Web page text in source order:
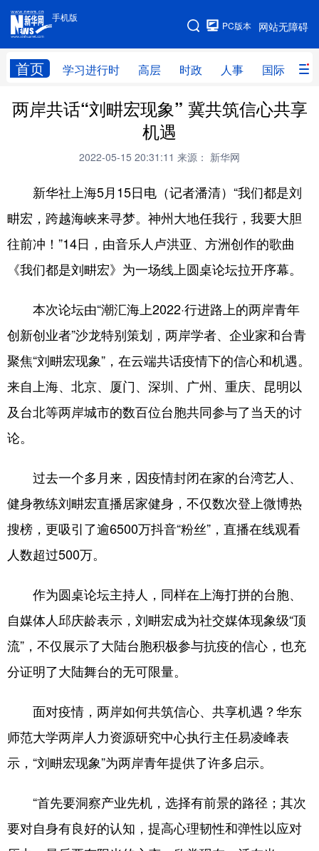
手机版
网站无障碍
PC版本
首页 学习进行时 高层 时政 人事 国际 财
手机版
网站地图
学习进行时 高层 时政 人事
全球连线
科技 科创 量子 体育
文化 书画 健康 军事
食品 人居 信息化 数字经济
学术中国 乡村振兴 银龄 溯源中国
彩票 娱乐 时尚 悦读
地方频道
北京
浙江 安徽 福建 江西
山东 河南 湖北 湖南
广东 广西
四川 贵州 云南 西藏
陕西 甘肃 青海 宁夏
新疆 内蒙古 黑龙江
两岸共话“刘畊宏现象” 冀共筑信心共享
机遇
2022-05-15 20:31:11 来源： 新华网
新华社上海5月15日电（记者潘清）“我们都是刘
畊宏，跨越海峡来寻梦。神州大地任我行，我要大胆
往前冲！”14日，由音乐人卢洪亚、方洲创作的歌曲
《我们都是刘畊宏》为一场线上圆桌论坛拉开序幕。
本次论坛由“潮汇海上2022·行进路上的两岸青年
创新创业者”沙龙特别策划，两岸学者、企业家和台青
聚焦“刘畊宏现象”，在云端共话疫情下的信心和机遇。
来自上海、北京、厦门、深圳、广州、重庆、昆明以
及台北等两岸城市的数百位台胞共同参与了当天的讨
论。
过去一个多月来，因疫情封闭在家的台湾艺人、
健身教练刘畊宏直播居家健身，不仅数次登上微博热
搜榜，更吸引了逾6500万抖音“粉丝”，直播在线观看
人数超过500万。
作为圆桌论坛主持人，同样在上海打拼的台胞、
自媒体人邱庆龄表示，刘畊宏成为社交媒体现象级“顶
流”，不仅展示了大陆台胞积极参与抗疫的信心，也充
分证明了大陆舞台的无可限量。
面对疫情，两岸如何共筑信心、共享机遇？华东
师范大学两岸人力资源研究中心执行主任易凌峰表
示，“刘畊宏现象”为两岸青年提供了许多启示。
“首先要洞察产业先机，选择有前景的路径；其次
要对自身有良好的认知，提高心理韧性和弹性以应对